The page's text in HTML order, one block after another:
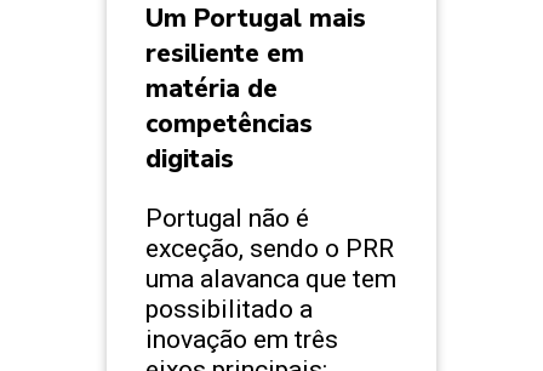
Um Portugal mais
resiliente em
matéria de
competências
digitais
Portugal não é
exceção, sendo o PRR
uma alavanca que tem
possibilitado a
inovação em três